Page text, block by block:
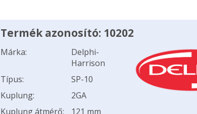
Termék azonosító: 10202
Márka:
Delphi-
Harrison
Típus:
SP-10
Kuplung:
2GA
Kuplung átmérő:
121 mm